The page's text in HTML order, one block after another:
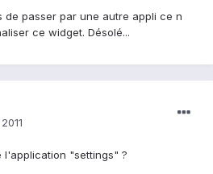
de passer par une autre appli ce n
ce widget. Désolé...
l'application "settings" ?